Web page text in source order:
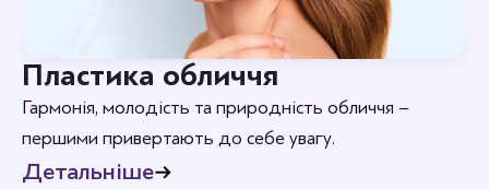
Пластика обличчя
Гармонія, молодість та природність обличчя –
першими привертають до себе увагу.
Детальніше